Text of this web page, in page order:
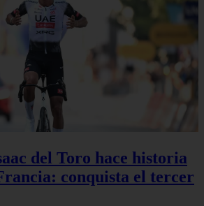
del Toro hace historia
conquista el tercer